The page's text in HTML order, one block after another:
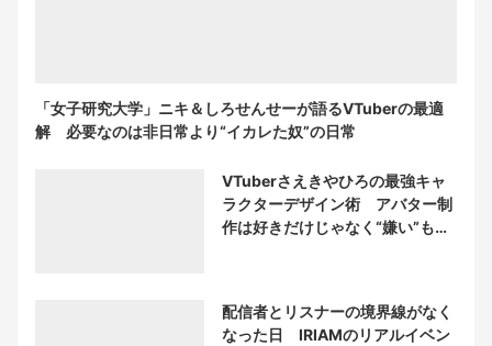
「女子研究大学」ニキ＆しろせんせーが語るVTuberの最適
解 必要なのは非日常より“イカレた奴”の日常
VTuberさえきやひろの最強キャ
ラクターデザイン術 アバター制
作は好きだけじゃなく“嫌い”もブ
配信者とリスナーの境界線がなく
なった日 IRIAMのリアルイベン